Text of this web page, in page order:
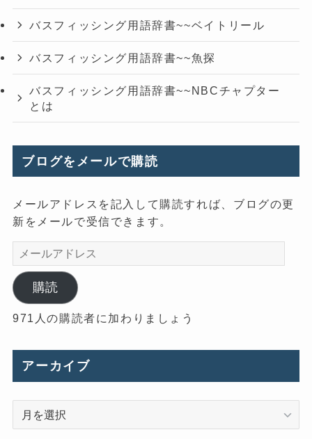
バスフィッシング用語辞書~~ベイトリール
バスフィッシング用語辞書~~魚探
バスフィッシング用語辞書~~NBCチャプター
とは
ブログをメールで購読
メールアドレスを記入して購読すれば、ブログの更
新をメールで受信できます。
メ
ー
ル
ア
ド
ス
購読
971人の購読者に加わりましょう
アーカイブ